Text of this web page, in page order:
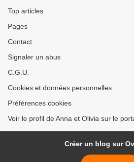
Top articles
Pages
Contact
Signaler un abus
C.G.U.
Cookies et données personnelles
Préférences cookies
Voir le profil de Anna et Olivia sur le
Créer un blog sur